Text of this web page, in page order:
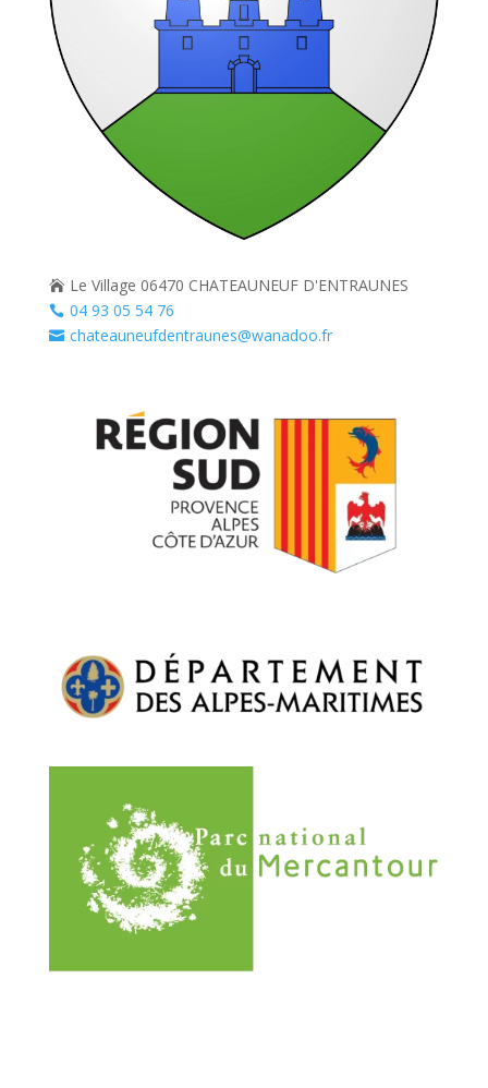
 Le Village 06470 CHATEAUNEUF D'ENTRAUNES
 04 93 05 54 76
 chateauneufdentraunes@wanadoo.fr